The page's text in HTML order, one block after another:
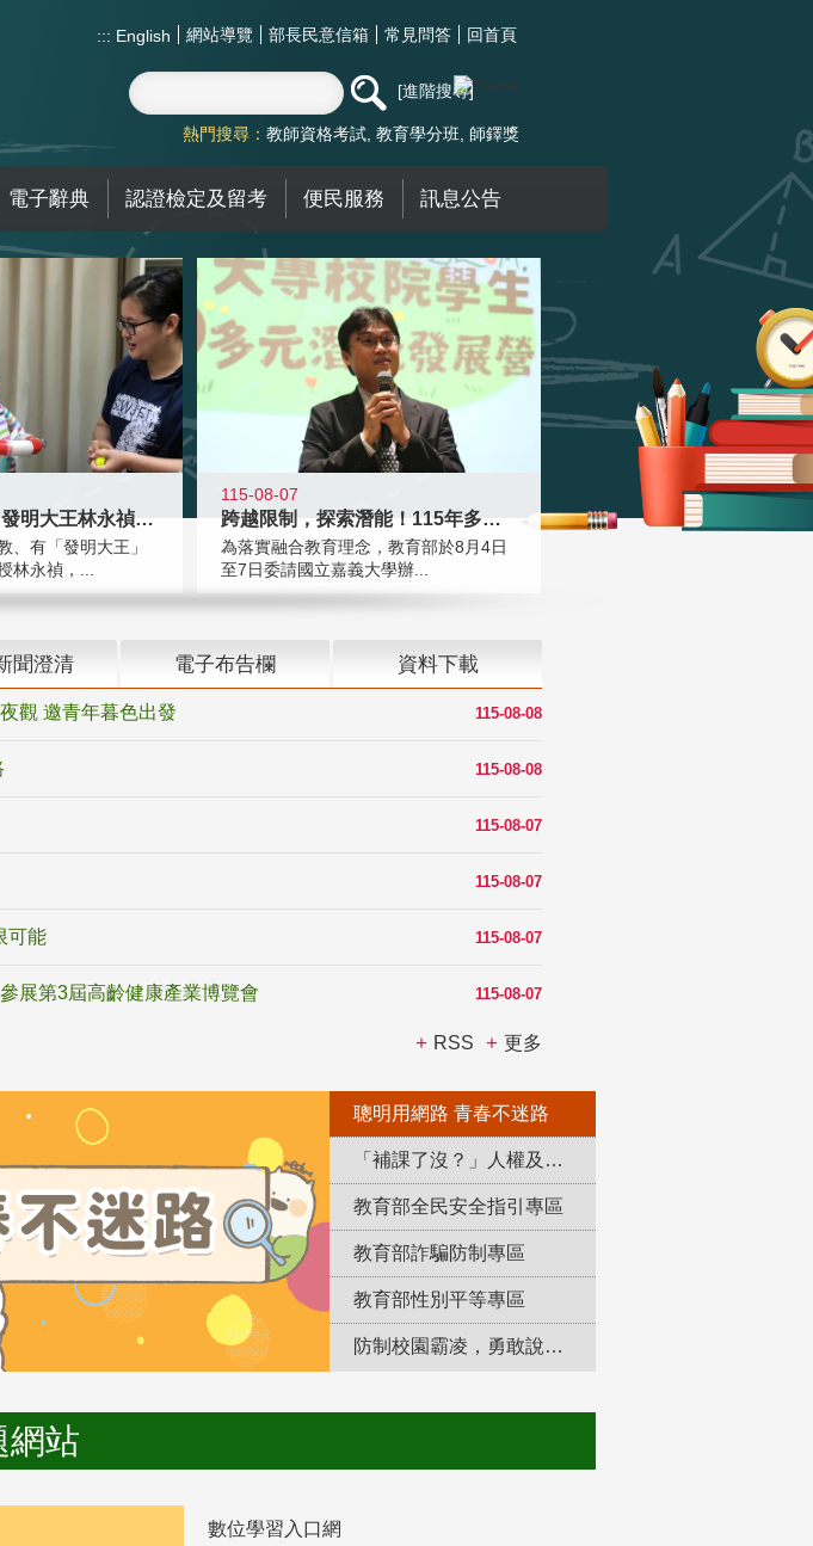
::: English 網站導覽 部長民意信箱 常見問答 回首頁
進階搜尋
熱門搜尋： 教師資格考試 教育學分班 師鐸獎
電子辭典 認證檢定及留考 便民服務 訊息公告
教育家人物典範 發明大王林永禎教授
、有「發明大王」
林永禎，...
115-08-07
跨越限制，探索潛能！115年多元潛
為落實融合教育理念，教育部於8月4日
至7日委請國立嘉義大學辦...
聞澄清 電子布告欄 資料下載
115-08-08
觀 邀青年暮色出發
115-08-08
115-08-07
115-08-07
115-08-07
可能
115-08-07
展第3屆高齡健康產業博覽會
RSS 更多
聰明用網路 青春不迷路
「補課了沒？」人權及轉型正義教育專區
教育部全民安全指引專區
教育部詐騙防制專區
教育部性別平等專區
防制校園霸凌，勇敢說出來！
網站
數位學習入口網